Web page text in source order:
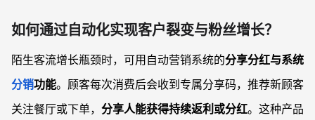
如何通过自动化实现客户裂变与粉丝增长？
陌生客流增长瓶颈时，可用自动营销系统的分享分红与系统
分销功能。顾客每次消费后会收到专属分享码，推荐新顾客
关注餐厅或下单， 分享人能获得持续返利或分红。这种产品